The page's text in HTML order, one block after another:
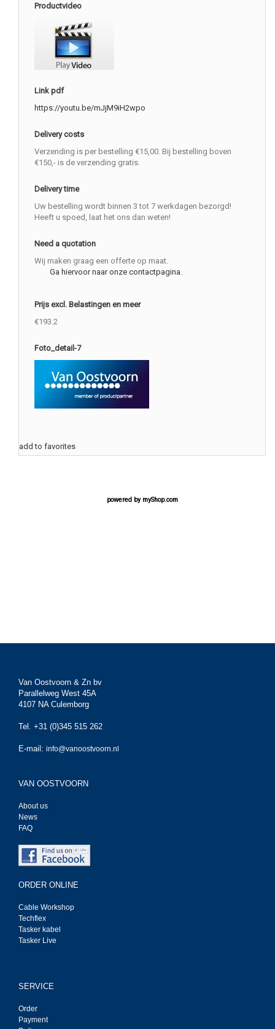
Productvideo
Link pdf
https://youtu.be/mJjM9iH2wpo
Delivery costs
Verzending is per bestelling €15,00. Bij bestelling boven
€150,- is de verzending gratis.
Delivery time
Uw bestelling wordt binnen 3 tot 7 werkdagen bezorgd!
Heeft u spoed, laat het ons dan weten!
Need a quotation
Wij maken graag een offerte op maat.
Ga hiervoor naar onze contactpagina.
Prijs excl. Belastingen en meer
€193.2
Foto_detail-7
add to favorites
powered by myShop.com
Van Oostvoorn & Zn bv
Parallelweg West 45A
4107 NA Culemborg
Tel. +31 (0)345 515 262
E-mail: info@vanoostvoorn.nl
VAN OOSTVOORN
About us
News
FAQ
ORDER ONLINE
Cable Workshop
Techflex
Tasker kabel
Tasker Live
SERVICE
Order
Payment